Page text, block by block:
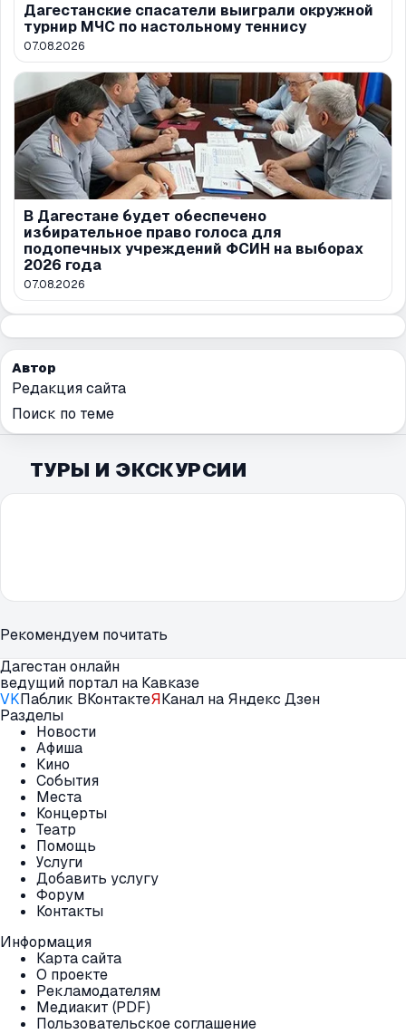
Дагестанские спасатели выиграли окружной
турнир МЧС по настольному теннису
07.08.2026
В Дагестане будет обеспечено
избирательное право голоса для
подопечных учреждений ФСИН на выборах
2026 года
07.08.2026
Автор
Редакция сайта
Поиск по теме
ТУРЫ И ЭКСКУРСИИ
Рекомендуем почитать
Дагестан онлайн
ведущий портал на Кавказе
VKПаблик ВКонтактеЯКанал на Яндекс Дзен
Разделы
Новости
Афиша
Кино
События
Места
Концерты
Театр
Помощь
Услуги
Добавить услугу
Форум
Контакты
Информация
Карта сайта
О проекте
Рекламодателям
Медиакит (PDF)
Пользовательское соглашение